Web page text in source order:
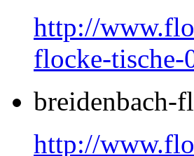
http://
flocke-tische-
breidenbach-
http://